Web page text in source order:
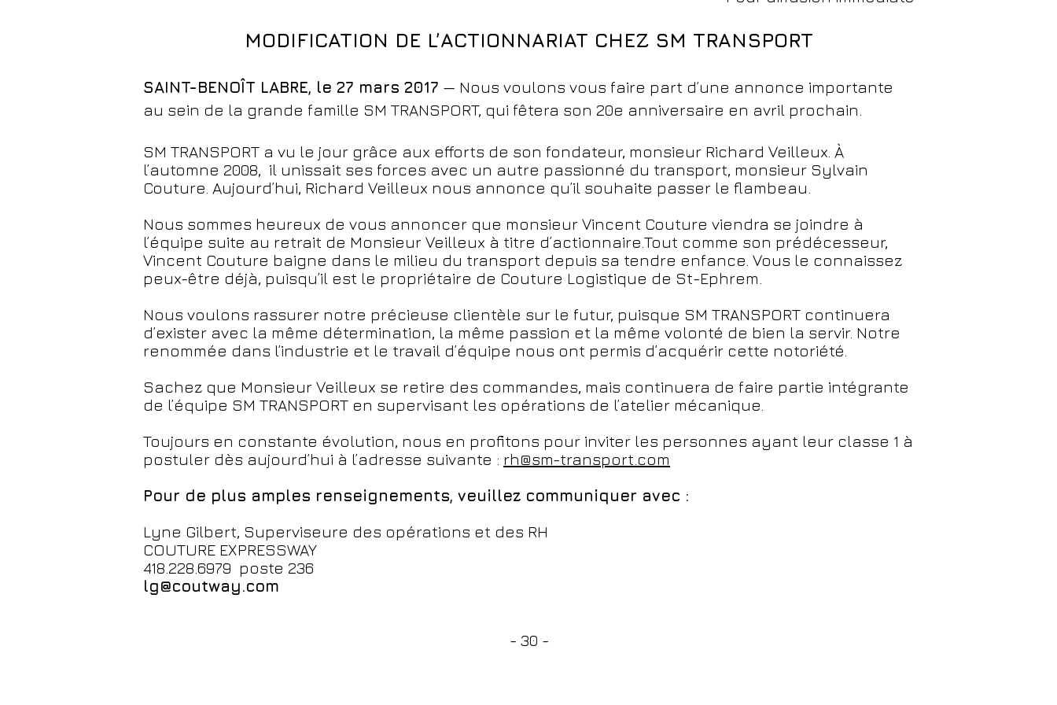
MODIFICATION DE L’ACTIONNARIAT CHEZ SM TRANSPORT
SAINT-BENOÎT LABRE, le 27 mars 2017 — Nous voulons vous faire part d’une annonce importante
au sein de la grande famille SM TRANSPORT, qui fêtera son 20e anniversaire en avril prochain.
SM TRANSPORT a vu le jour grâce aux efforts de son fondateur, monsieur Richard Veilleux. À
l’automne 2008, il unissait ses forces avec un autre passionné du transport, monsieur Sylvain
Couture. Aujourd’hui, Richard Veilleux nous annonce qu’il souhaite passer le flambeau.
Nous sommes heureux de vous annoncer que monsieur Vincent Couture viendra se joindre à
l’équipe suite au retrait de Monsieur Veilleux à titre d’actionnaire.Tout comme son prédécesseur,
Vincent Couture baigne dans le milieu du transport depuis sa tendre enfance. Vous le connaissez
peux-être déjà, puisqu’il est le propriétaire de Couture Logistique de St-Ephrem.
Nous voulons rassurer notre précieuse clientèle sur le futur, puisque SM TRANSPORT continuera
d’exister avec la même détermination, la même passion et la même volonté de bien la servir. Notre
renommée dans l’industrie et le travail d’équipe nous ont permis d’acquérir cette notoriété.
Sachez que Monsieur Veilleux se retire des commandes, mais continuera de faire partie intégrante
de l’équipe SM TRANSPORT en supervisant les opérations de l’atelier mécanique.
Toujours en constante évolution, nous en profitons pour inviter les personnes ayant leur classe 1 à
postuler dès aujourd’hui à l’adresse suivante : rh@sm-transport.com
Pour de plus amples renseignements, veuillez communiquer avec :
Lyne Gilbert, Superviseure des opérations et des RH
COUTURE EXPRESSWAY
418.228.6979 poste 236
lg@coutway.com
- 30 -